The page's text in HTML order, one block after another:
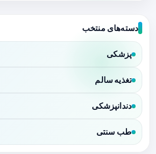
دسته‌های منتخب
پزشکی
تغذیه سالم
دندانپزشکی
طب سنتی